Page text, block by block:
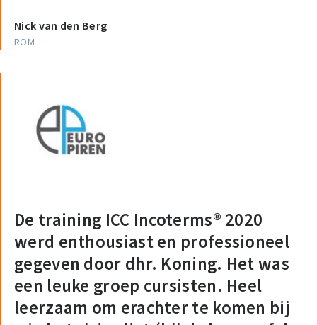
Nick van den Berg
ROM
De training ICC Incoterms® 2020
werd enthousiast en professioneel
gegeven door dhr. Koning. Het was
een leuke groep cursisten. Heel
leerzaam om erachter te komen bij